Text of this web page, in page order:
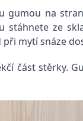
na
ze
mytí snáze
část stěrky.